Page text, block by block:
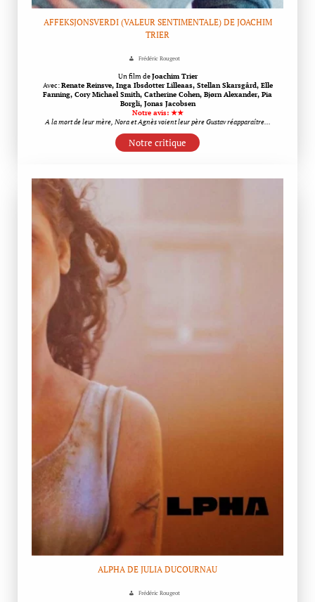
AFFEKSJONSVERDI (VALEUR SENTIMENTALE) DE JOACHIM
TRIER
Frédéric Rougeot
Un film deJoachim Trier
Avec:Renate Reinsve, Inga Ibsdotter Lilleaas, Stellan Skarsgård, Elle
Fanning, Cory Michael Smith, Catherine Cohen, Bjørn Alexander, Pia
Borgli, Jonas Jacobsen
Notre avis: ★★
A la mort de leur mère, Nora et Agnès voient leur père Gustav réapparaître…
Notre critique
ALPHA DE JULIA DUCOURNAU
Frédéric Rougeot